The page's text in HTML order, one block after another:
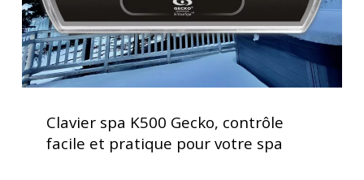
pour
votre
spa
K500
Gecko,
Clavier spa K500 Gecko, contrôle
facile et pratique pour votre spa